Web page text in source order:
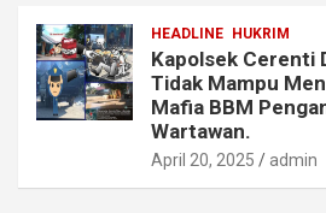
HEADLINE HUKRIM
Kapolsek Cerenti
Tidak Mampu
Mafia BBM
Wartawan.
April 20, 2025 admin